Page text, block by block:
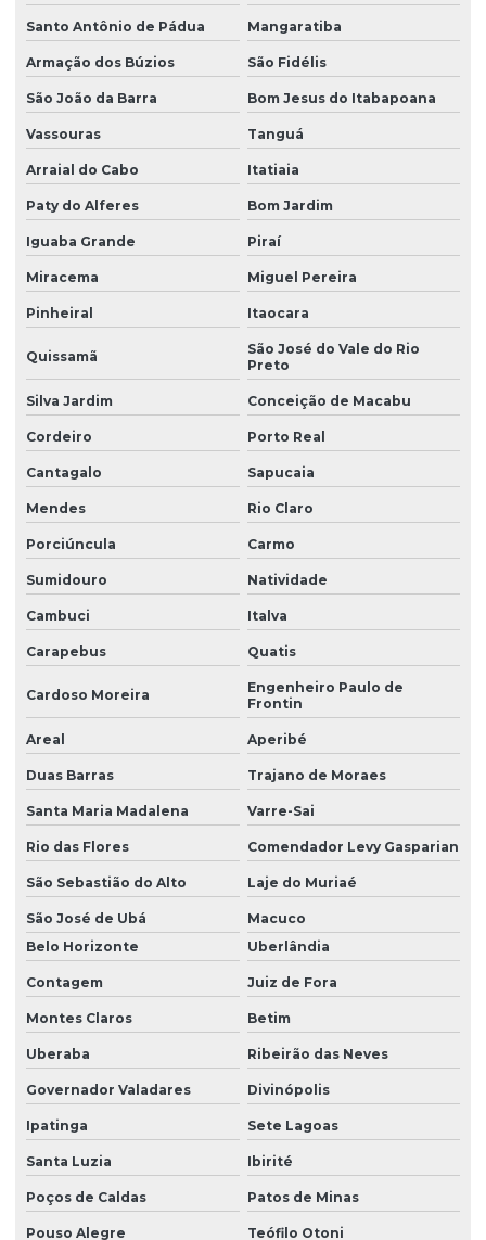
Zeólita onde comprar
Santo Antônio de Pádua Mangaratiba
Armação dos Búzios São Fidélis
São João da Barra Bom Jesus do Itabapoana
Vassouras Tanguá
Arraial do Cabo Itatiaia
Paty do Alferes Bom Jardim
Iguaba Grande Piraí
Miracema Miguel Pereira
Pinheiral Itaocara
Quissamã
São José do Vale do Rio
Preto
Silva Jardim Conceição de Macabu
Cordeiro Porto Real
Cantagalo Sapucaia
Mendes Rio Claro
Porciúncula Carmo
Sumidouro Natividade
Cambuci Italva
Carapebus Quatis
Cardoso Moreira
Engenheiro Paulo de
Frontin
Areal Aperibé
Duas Barras Trajano de Moraes
Santa Maria Madalena Varre-Sai
Rio das Flores Comendador Levy Gasparian
São Sebastião do Alto Laje do Muriaé
São José de Ubá
Macuco
Belo Horizonte
Uberlândia
Contagem Juiz de Fora
Montes Claros Betim
Uberaba Ribeirão das Neves
Governador Valadares Divinópolis
Ipatinga Sete Lagoas
Santa Luzia Ibirité
Poços de Caldas Patos de Minas
Pouso Alegre Teófilo Otoni